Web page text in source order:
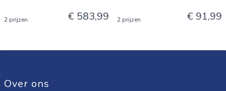
2 prijzen € 583,99 2 prijzen € 91,99
Over ons